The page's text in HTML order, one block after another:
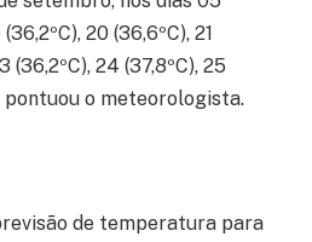
(36,2ºC), 20 (36,6ºC), 21
(36,2ºC), 24 (37,8ºC), 25
pontuou o meteorologista.
de temperatura para